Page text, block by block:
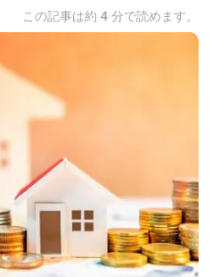
この記事は約 4 分で読めます。